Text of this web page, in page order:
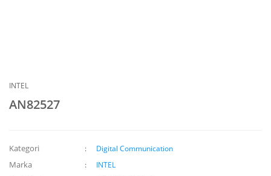
INTEL
AN82527
Kategori Digital Communication
Marka INTEL